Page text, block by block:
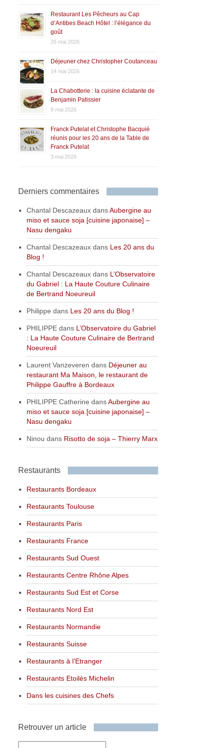
Restaurant Les Pêcheurs au Cap
d’Antibes Beach Hôtel : l’élégance du
goût
26 mai 2026
Déjeuner chez Christopher Coutanceau
14 mai 2026
La Chabotterie : la cuisine éclatante de
Benjamin Patissier
8 mai 2026
Franck Putelat et Christophe Bacquié
réunis pour les 20 ans de la Table de
Franck Putelat
3 mai 2026
Derniers commentaires
Chantal Descazeaux dansAubergine au
miso et sauce soja [cuisine japonaise] –
Nasu dengaku
Chantal Descazeaux dans Les 20 ans du
Blog !
Chantal Descazeaux dans L’Observatoire
du Gabriel : La Haute Couture Culinaire
de Bertrand Noeureuil
Philippe dans Les 20 ans du Blog !
PHILIPPE dans L’Observatoire du Gabriel
: La Haute Couture Culinaire de Bertrand
Noeureuil
Laurent Vanzeveren dans Déjeuner au
restaurant Ma Maison, le restaurant de
Philippe Gauffre à Bordeaux
PHILIPPE Catherine dansAubergine au
miso et sauce soja [cuisine japonaise] –
Nasu dengaku
Ninou dans Risotto de soja – Thierry Marx
Restaurants
Restaurants Bordeaux
Restaurants Toulouse
Restaurants Paris
Restaurants France
Restaurants Sud Ouest
Restaurants Centre Rhône Alpes
Restaurants Sud Est et Corse
Restaurants Nord Est
Restaurants Normandie
Restaurants Suisse
Restaurants à l’Etranger
Restaurants Etoilés Michelin
Dans les cuisines des Chefs
Retrouver un article